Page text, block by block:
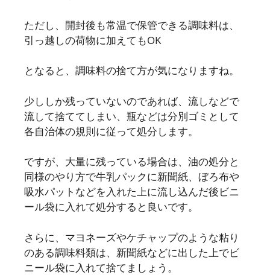
ただし、開封後も常温で保管できる調味料は、
引っ越しの荷物に加えてもOK
となると、調味料の捨て方が気になりますね。
少ししか残っていないのであれば、流しなどで
流して捨ててしまい、瓶などは分別ゴミとして
各自治体の規則に従って処分します。
ですが、大量に残っている場合は、油の処分と
同様のやり方で牛乳パックに新聞紙、ぼろ布や
吸水パットなどを入れた上に流し込んだ後ビニ
ール袋に入れて処分すると良いです。
さらに、マヨネーズやケチャップのような粘り
のある調味料類は、新聞紙などに出した上でビ
ニール袋に入れて捨てましょう。